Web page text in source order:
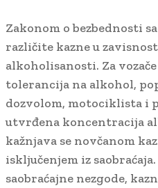
Zakonom o bezbednosti
različite kazne u
alkoholisanosti. Za
tolerancija na alkohol,
dozvolom, motociklista i
utvrđena koncentracija
kažnjava se novčanom
isključenjem iz
saobraćajne nezgode,